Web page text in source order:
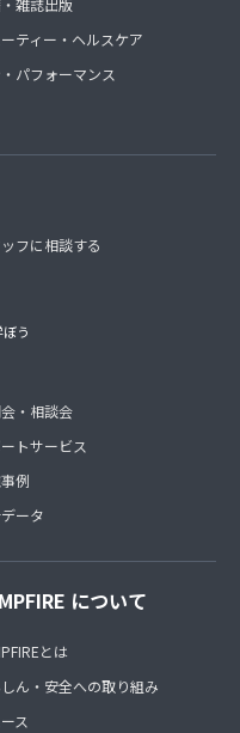
雑誌出版
ティー・ヘルスケア
パフォーマンス
フに相談する
う
・相談会
トサービス
例
ータ
について
とは
ん・安全への取り組み
ス